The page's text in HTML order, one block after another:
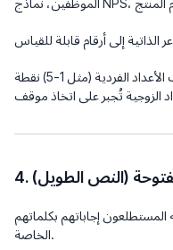
تتيح المقاييس ذات الأعداد الفردية (مثل 1-5) نقطة
(النص الطويل)
إجاباتهم بكلماتهم
الخاصة.